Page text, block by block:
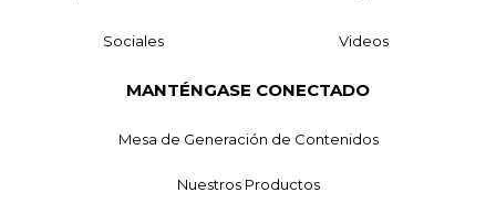
Sociales Videos
MANTÉNGASE CONECTADO
Mesa de Generación de Contenidos
Nuestros Productos